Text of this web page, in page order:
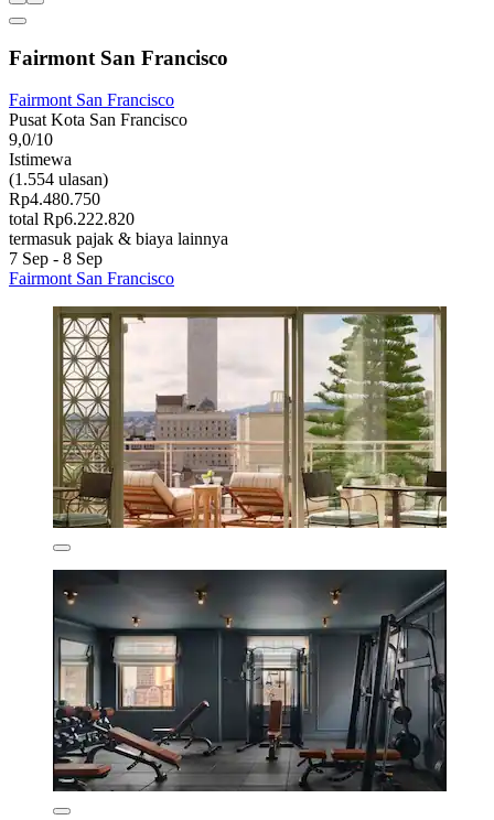
Fairmont San Francisco
Fairmont San Francisco
Pusat Kota San Francisco
9,0/10
Istimewa
(1.554 ulasan)
Rp4.480.750
total Rp6.222.820
termasuk pajak & biaya lainnya
7 Sep - 8 Sep
Fairmont San Francisco